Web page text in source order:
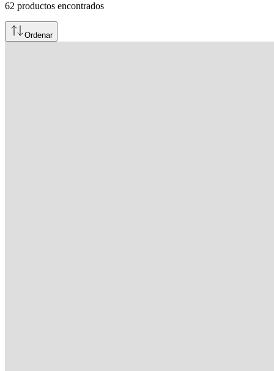
62 productos encontrados
Ordenar